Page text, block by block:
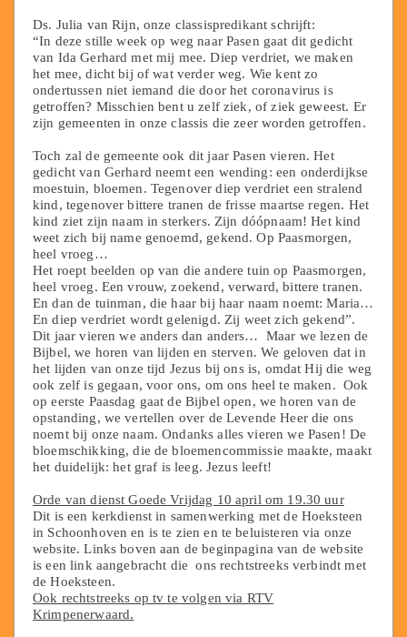
Ds. Julia van Rijn, onze classispredikant schrijft:
“In deze stille week op weg naar Pasen gaat dit gedicht
van Ida Gerhard met mij mee. Diep verdriet, we maken
het mee, dicht bij of wat verder weg. Wie kent zo
ondertussen niet iemand die door het coronavirus is
getroffen? Misschien bent u zelf ziek, of ziek geweest. Er
zijn gemeenten in onze classis die zeer worden getroffen.
Toch zal de gemeente ook dit jaar Pasen vieren. Het
gedicht van Gerhard neemt een wending: een onderdijkse
moestuin, bloemen. Tegenover diep verdriet een stralend
kind, tegenover bittere tranen de frisse maartse regen. Het
kind ziet zijn naam in sterkers. Zijn dóópnaam! Het kind
weet zich bij name genoemd, gekend. Op Paasmorgen,
heel vroeg…
Het roept beelden op van die andere tuin op Paasmorgen,
heel vroeg. Een vrouw, zoekend, verward, bittere tranen.
En dan de tuinman, die haar bij haar naam noemt: Maria…
En diep verdriet wordt gelenigd. Zij weet zich gekend”.
Dit jaar vieren we anders dan anders… Maar we lezen de
Bijbel, we horen van lijden en sterven. We geloven dat in
het lijden van onze tijd Jezus bij ons is, omdat Hij die weg
ook zelf is gegaan, voor ons, om ons heel te maken. Ook
op eerste Paasdag gaat de Bijbel open, we horen van de
opstanding, we vertellen over de Levende Heer die ons
noemt bij onze naam. Ondanks alles vieren we Pasen! De
bloemschikking, die de bloemencommissie maakte, maakt
het duidelijk: het graf is leeg. Jezus leeft!
Orde van dienst Goede Vrijdag 10 april om 19.30 uur
Dit is een kerkdienst in samenwerking met de Hoeksteen
in Schoonhoven en is te zien en te beluisteren via onze
website. Links boven aan de beginpagina van de website
is een link aangebracht die ons rechtstreeks verbindt met
de Hoeksteen.
Ook rechtstreeks op tv te volgen via RTV
Krimpenerwaard.